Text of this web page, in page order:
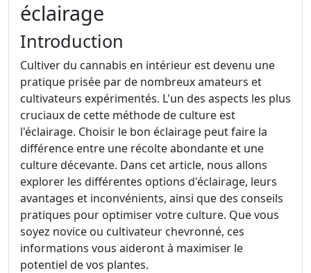
éclairage
Introduction
Cultiver du cannabis en intérieur est devenu une
pratique prisée par de nombreux amateurs et
cultivateurs expérimentés. L'un des aspects les plus
cruciaux de cette méthode de culture est
l'éclairage. Choisir le bon éclairage peut faire la
différence entre une récolte abondante et une
culture décevante. Dans cet article, nous allons
explorer les différentes options d'éclairage, leurs
avantages et inconvénients, ainsi que des conseils
pratiques pour optimiser votre culture. Que vous
soyez novice ou cultivateur chevronné, ces
informations vous aideront à maximiser le
potentiel de vos plantes.